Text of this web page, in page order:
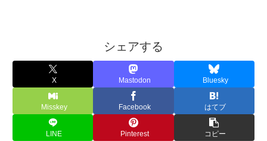
シェアする
X Mastodon Bluesky
Misskey Facebook はてブ
LINE Pinterest コピー